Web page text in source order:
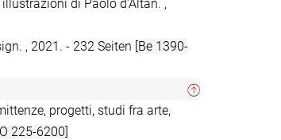
di Paolo d'Altan. ,
, 2021. - 232 Seiten [Be 1390-
progetti, studi fra arte,
225-6200]